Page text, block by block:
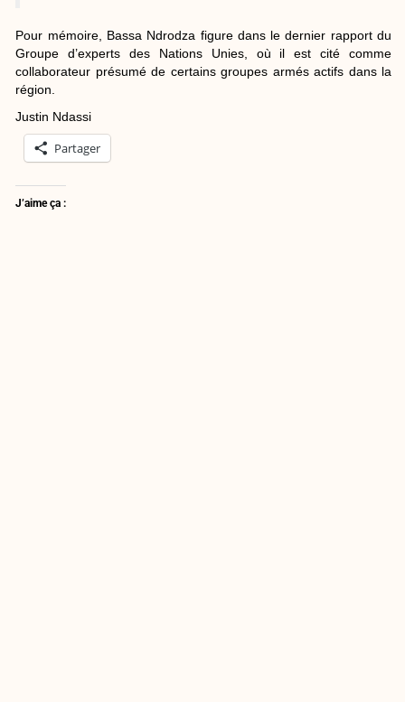
Pour mémoire, Bassa Ndrodza figure dans le dernier rapport du
Groupe d’experts des Nations Unies, où il est cité comme
collaborateur présumé de certains groupes armés actifs dans la
région.
Justin Ndassi
Partager
J’aime ça :